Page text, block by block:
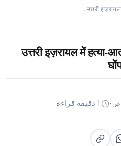
उत्तरी
उत्तरी इज़रायल में हत्या-
• 1 دقيقة قراءة
لينكد إن
مشاركة على واتساب
نسخ الرابط